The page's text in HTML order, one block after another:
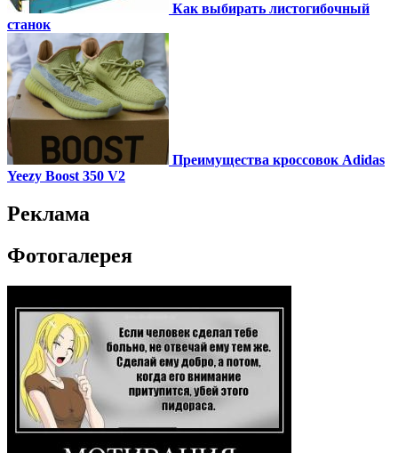
Как выбирать листогибочный
станок
Преимущества кроссовок Adidas
Yeezy Boost 350 V2
Реклама
Фотогалерея